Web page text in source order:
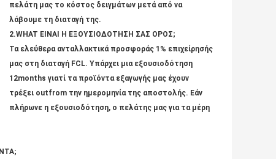
πελάτη μας το κόστος δειγμάτων μετά από να
λάβουμε τη διαταγή της.
2.WHAT ΕΙΝΑΙ Η ΕΞΟΥΣΙΟΔΟΤΗΣΗ ΣΑΣ ΟΡΟΣ;
Τα ελεύθερα ανταλλακτικά προσφοράς 1% επιχείρησής
μας στη διαταγή FCL. Υπάρχει μια εξουσιοδότηση
12months γιατί τα προϊόντα εξαγωγής μας έχουν
τρέξει outfrom την ημερομηνία της αποστολής. Εάν
πλήρωνε η εξουσιοδότηση, ο πελάτης μας για τα μέρη